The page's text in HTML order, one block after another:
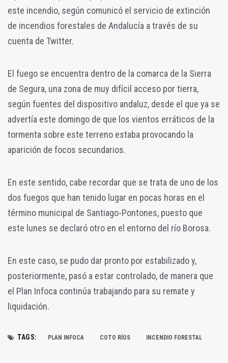
este incendio, según comunicó el servicio de extinción
de incendios forestales de Andalucía a través de su
cuenta de Twitter.
El fuego se encuentra dentro de la comarca de la Sierra
de Segura, una zona de muy difícil acceso por tierra,
según fuentes del dispositivo andaluz, desde el que ya se
advertía este domingo de que los vientos erráticos de la
tormenta sobre este terreno estaba provocando la
aparición de focos secundarios.
En este sentido, cabe recordar que se trata de uno de los
dos fuegos que han tenido lugar en pocas horas en el
término municipal de Santiago-Pontones, puesto que
este lunes se declaró otro en el entorno del río Borosa.
En este caso, se pudo dar pronto por estabilizado y,
posteriormente, pasó a estar controlado, de manera que
el Plan Infoca continúa trabajando para su remate y
liquidación.
TAGS: PLAN INFOCA COTO RÍOS INCENDIO FORESTAL